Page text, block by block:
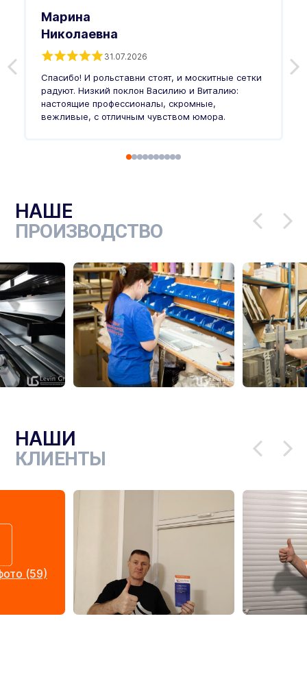
Марина
Николаевна
31.07.2026
Спасибо! И рольставни стоят, и москитные сетки
радуют. Низкий поклон Василию и Виталию:
настоящие профессионалы, скромные,
вежливые, с отличным чувством юмора.
НАШЕ
ПРОИЗВОДСТВО
НАШИ
КЛИЕНТЫ
(59)